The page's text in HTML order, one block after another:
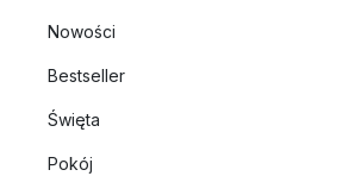
Nowości
Bestseller
Święta
Pokój